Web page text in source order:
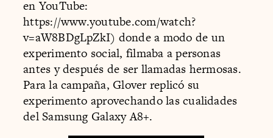
en YouTube:
https://www.youtube.com/watch?
v=aW8BDgLpZkI) donde a modo de un
experimento social, filmaba a personas
antes y después de ser llamadas hermosas.
Para la campaña, Glover replicó su
experimento aprovechando las cualidades
del Samsung Galaxy A8+.